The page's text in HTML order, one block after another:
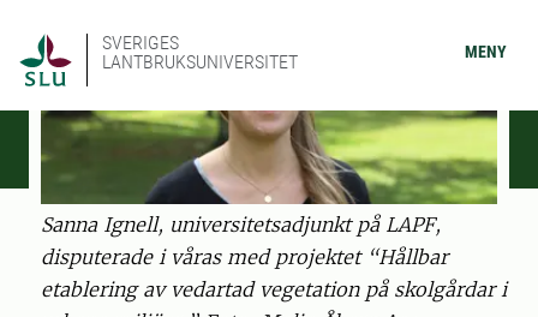
SVERIGES
LANTBRUKSUNIVERSITET
MENY
Sanna Ignell, universitetsadjunkt på LAPF,
disputerade i våras med projektet “Hållbar
etablering av vedartad vegetation på skolgårdar i